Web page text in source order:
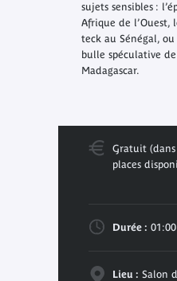
sujets sensibles :
Afrique de l’Ouest,
teck au Sénégal,
bulle spéculative
Madagascar.
Gratuit
places
Durée : 01:00
Lieu : Salon